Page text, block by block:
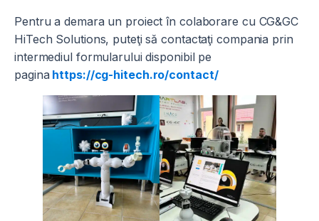
Pentru a demara un proiect în colaborare cu CG&GC
HiTech Solutions, puteţi să contactaţi compania prin
intermediul formularului disponibil pe
pagina https://cg-hitech.ro/contact/